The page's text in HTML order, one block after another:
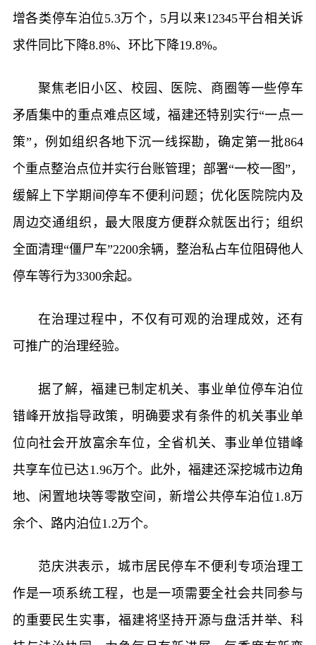
增各类停车泊位5.3万个，5月以来12345平台相关诉
求件同比下降8.8%、环比下降19.8%。
聚焦老旧小区、校园、医院、商圈等一些停车
矛盾集中的重点难点区域，福建还特别实行“一点一
策”，例如组织各地下沉一线探勘，确定第一批864
个重点整治点位并实行台账管理；部署“一校一图”，
缓解上下学期间停车不便利问题；优化医院院内及
周边交通组织，最大限度方便群众就医出行；组织
全面清理“僵尸车”2200余辆，整治私占车位阻碍他人
停车等行为3300余起。
在治理过程中，不仅有可观的治理成效，还有
可推广的治理经验。
据了解，福建已制定机关、事业单位停车泊位
错峰开放指导政策，明确要求有条件的机关事业单
位向社会开放富余车位，全省机关、事业单位错峰
共享车位已达1.96万个。此外，福建还深挖城市边角
地、闲置地块等零散空间，新增公共停车泊位1.8万
余个、路内泊位1.2万个。
范庆洪表示，城市居民停车不便利专项治理工
作是一项系统工程，也是一项需要全社会共同参与
的重要民生实事，福建将坚持开源与盘活并举、科